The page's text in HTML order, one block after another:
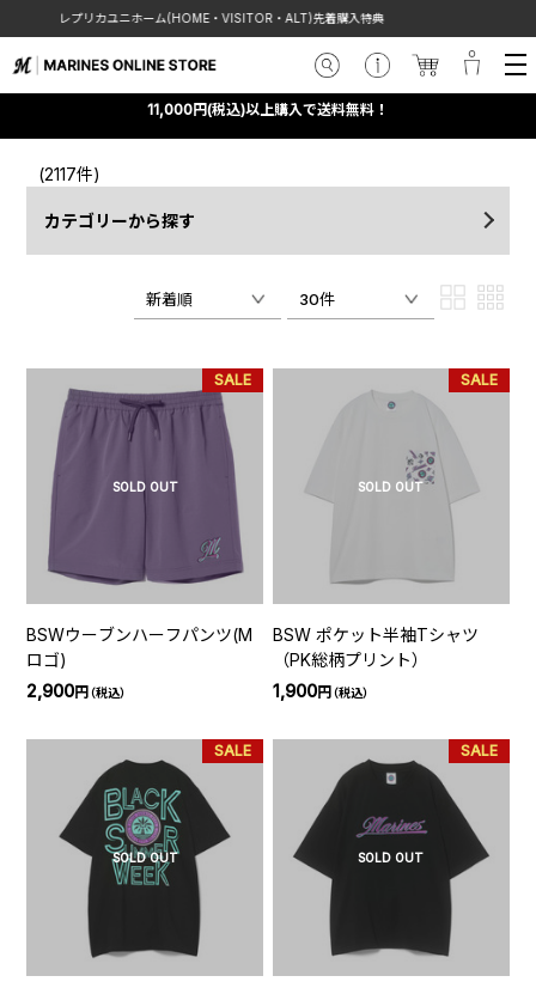
・ALT)先着購入特典 【お知らせ】令和8年熊本地震
11,000円(税込)以上購入で送料無料！
(2117件)
カテゴリーから探す
新着順 30件
SOLD OUT
SALE
BSWウーブンハーフパンツ(M
ロゴ)
2,900円（税込）
SOLD OUT
SALE
BSW ポケット半袖Tシャツ
（PK総柄プリント）
1,900円（税込）
SOLD OUT
SALE
SOLD OUT
SALE